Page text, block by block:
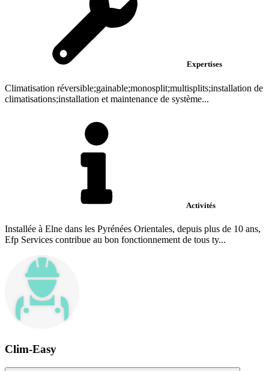
Expertises
Climatisation réversible;gainable;monosplit;multisplits;installation de
climatisations;installation et maintenance de système...
Activités
Installée à Elne dans les Pyrénées Orientales, depuis plus de 10 ans,
Efp Services contribue au bon fonctionnement de tous ty...
Clim-Easy